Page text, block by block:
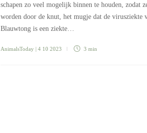
schapen zo veel mogelijk binnen te houden, zodat
worden door de knut, het mugje dat de virusziekte
Blauwtong is een ziekte…
AnimalsToday | 4 10 2023 3 min